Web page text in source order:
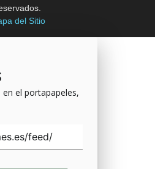
del Sitio
en el portapapeles,